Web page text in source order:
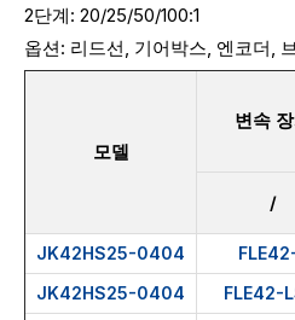
2단계: 20/25/50/100:1
옵션: 리드선, 기어박스, 엔코더,
모델
변속
/
JK42HS25-0404
JK42HS25-0404 FLE42-